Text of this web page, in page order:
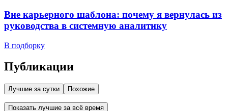
Вне карьерного шаблона: почему я вернулась из
руководства в системную аналитику
В подборку
Публикации
Лучшие за сутки Похожие
Показать лучшие за всё время